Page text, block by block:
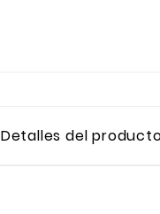
Detalles del